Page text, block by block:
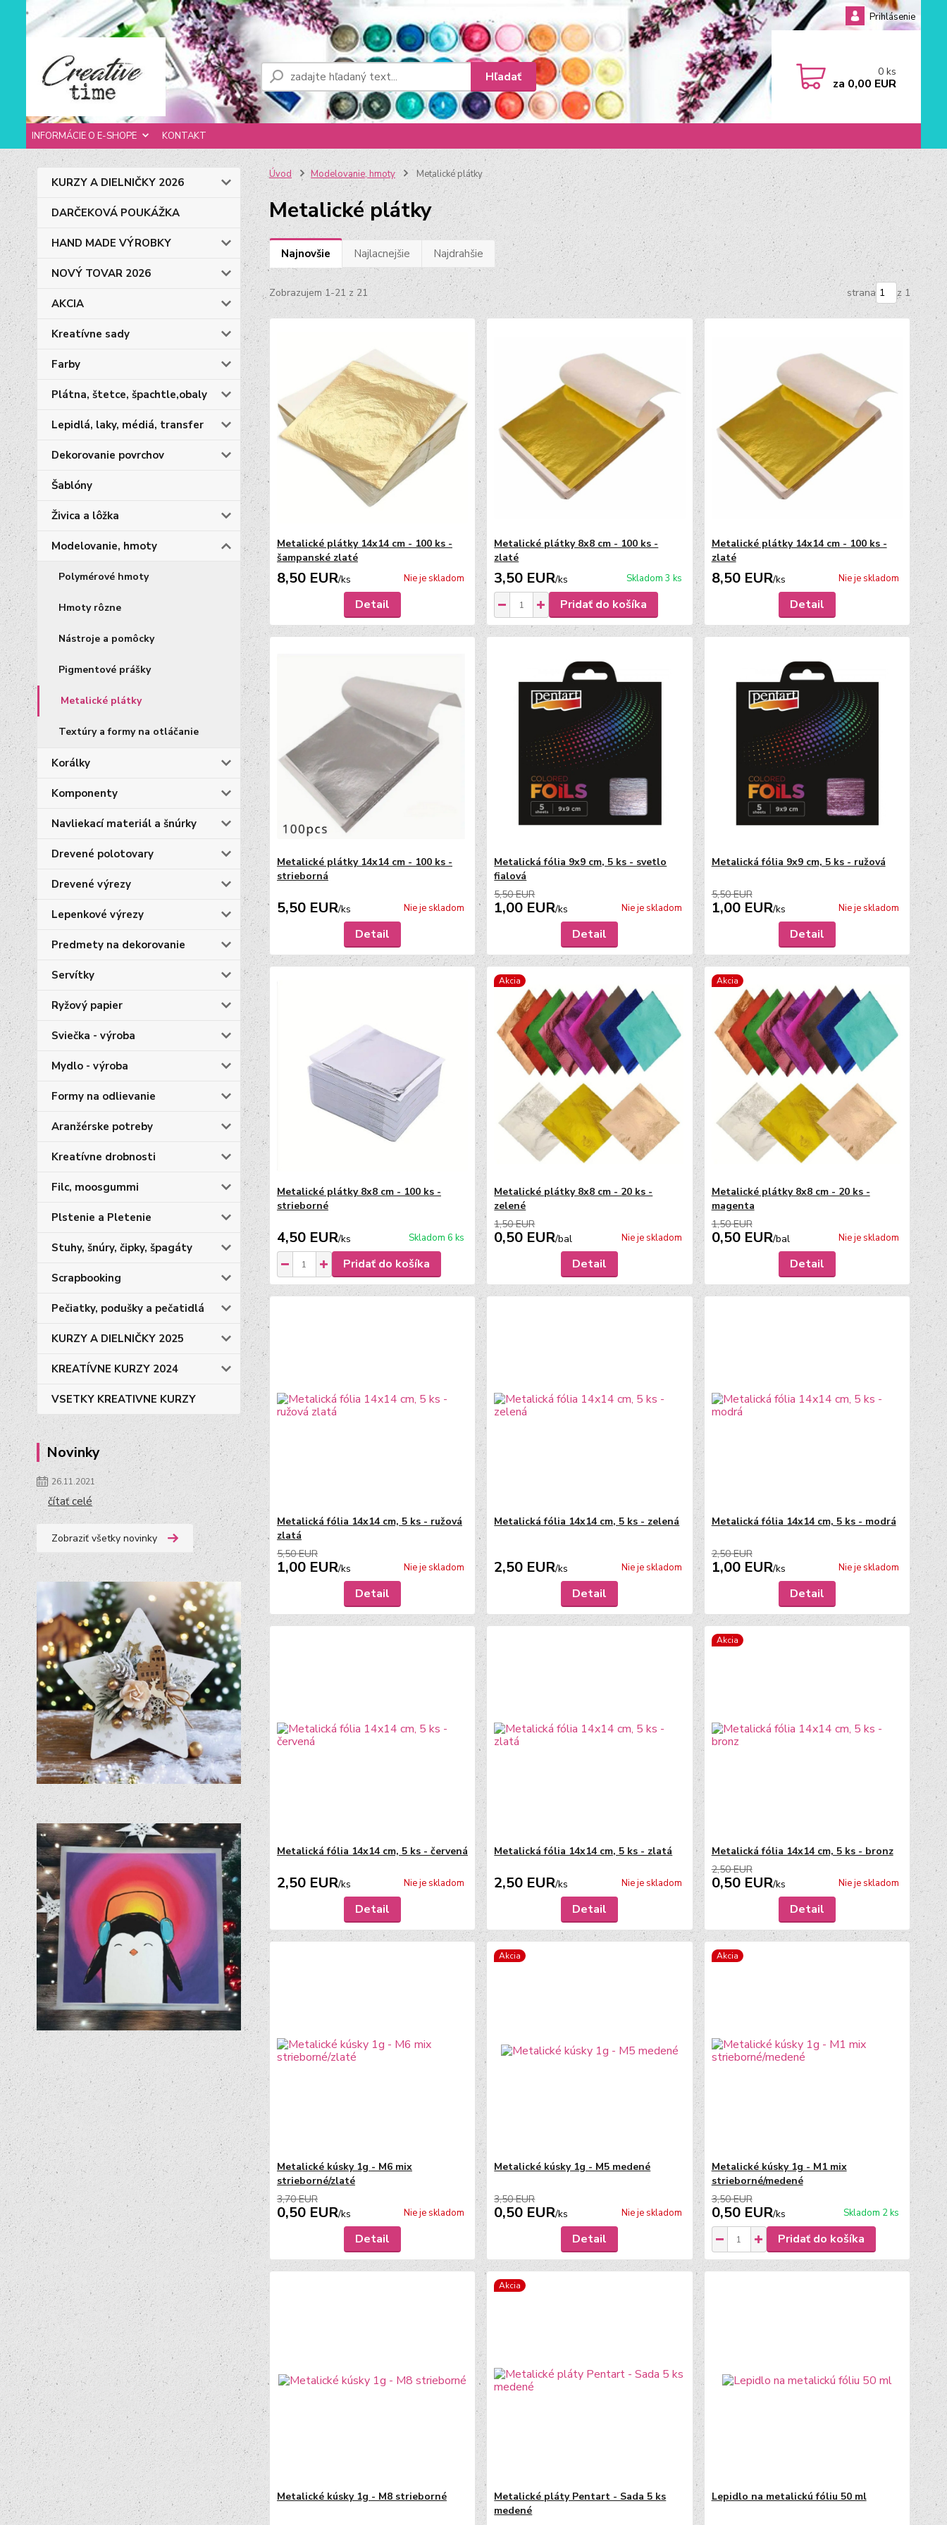
INFORMÁCIE O E-SHOPE KONTAKT
Prihlásenie
Hľadať 0ks
za 0,00 EUR
KURZY A DIELNIČKY 2026
DARČEKOVÁ POUKÁŽKA
HAND MADE VÝROBKY
NOVÝ TOVAR 2026
AKCIA
Kreatívne sady
Farby
Plátna, štetce, špachtle,obaly
Lepidlá, laky, médiá, transfer
Dekorovanie povrchov
Šablóny
Živica a lôžka
Modelovanie, hmoty
Polymérové hmoty
Hmoty rôzne
Nástroje a pomôcky
Pigmentové prášky
Metalické plátky
Textúry a formy na otláčanie
Korálky
Komponenty
Navliekací materiál a šnúrky
Drevené polotovary
Drevené výrezy
Lepenkové výrezy
Predmety na dekorovanie
Servítky
Ryžový papier
Sviečka - výroba
Mydlo - výroba
Formy na odlievanie
Aranžérske potreby
Kreatívne drobnosti
Filc, moosgummi
Plstenie a Pletenie
Stuhy, šnúry, čipky, špagáty
Scrapbooking
Pečiatky, podušky a pečatidlá
KURZY A DIELNIČKY 2025
KREATÍVNE KURZY 2024
VSETKY KREATIVNE KURZY
Novinky
26.11.2021
čítať celé
Zobraziť všetky novinky
Úvod Modelovanie, hmoty Metalické plátky
Metalické plátky
Najnovšie Najlacnejšie Najdrahšie
Zobrazujem 1-21 z 21 strana z 1
Metalické plátky 14x14 cm - 100 ks -
šampanské zlaté
8,50 EUR/ks Nie je skladom
Detail
Metalické plátky 8x8 cm - 100 ks -
zlaté
3,50 EUR/ks Skladom 3 ks
Pridať do košíka
Metalické plátky 14x14 cm - 100 ks -
zlaté
8,50 EUR/ks Nie je skladom
Detail
Metalické plátky 14x14 cm - 100 ks -
strieborná
5,50 EUR/ks Nie je skladom
Detail
Metalická fólia 9x9 cm, 5 ks - svetlo
fialová
5,50 EUR
1,00 EUR/ks Nie je skladom
Detail
Metalická fólia 9x9 cm, 5 ks - ružová
5,50 EUR
1,00 EUR/ks Nie je skladom
Detail
Metalické plátky 8x8 cm - 100 ks -
strieborné
4,50 EUR/ks Skladom 6 ks
Pridať do košíka
Akcia
Metalické plátky 8x8 cm - 20 ks -
zelené
1,50 EUR
0,50 EUR/bal Nie je skladom
Detail
Akcia
Metalické plátky 8x8 cm - 20 ks -
magenta
1,50 EUR
0,50 EUR/bal Nie je skladom
Detail
Metalická fólia 14x14 cm, 5 ks - ružová
zlatá
5,50 EUR
1,00 EUR/ks Nie je skladom
Detail
Metalická fólia 14x14 cm, 5 ks - zelená
2,50 EUR/ks Nie je skladom
Detail
Metalická fólia 14x14 cm, 5 ks - modrá
2,50 EUR
1,00 EUR/ks Nie je skladom
Detail
Metalická fólia 14x14 cm, 5 ks - červená
2,50 EUR/ks Nie je skladom
Detail
Metalická fólia 14x14 cm, 5 ks - zlatá
2,50 EUR/ks Nie je skladom
Detail
Akcia
Metalická fólia 14x14 cm, 5 ks - bronz
2,50 EUR
0,50 EUR/ks Nie je skladom
Detail
Metalické kúsky 1g - M6 mix
strieborné/zlaté
3,70 EUR
0,50 EUR/ks Nie je skladom
Detail
Akcia
Metalické kúsky 1g - M5 medené
3,50 EUR
0,50 EUR/ks Nie je skladom
Detail
Akcia
Metalické kúsky 1g - M1 mix
strieborné/medené
3,50 EUR
0,50 EUR/ks Skladom 2 ks
Pridať do košíka
Metalické kúsky 1g - M8 strieborné
Akcia
Metalické pláty Pentart - Sada 5 ks
medené
Lepidlo na metalickú fóliu 50 ml